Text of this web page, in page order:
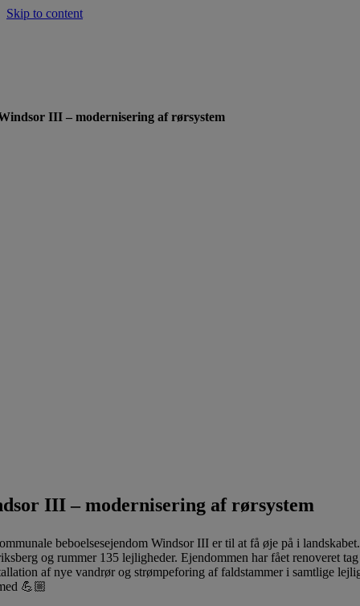
Skip to content
III – modernisering af rørsystem
III – modernisering af rørsystem
beboelsesejendom Windsor III er til at få øje på i
og rummer 135 lejligheder. Ejendommen har fået renoveret
af nye vandrør og strømpeforing af faldstammer i samtlige
💪🏼